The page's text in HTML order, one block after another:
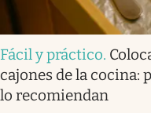
Fácil y práctico.
cajones de la cocina:
lo recomiendan